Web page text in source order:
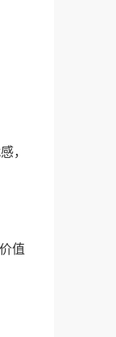
，
值